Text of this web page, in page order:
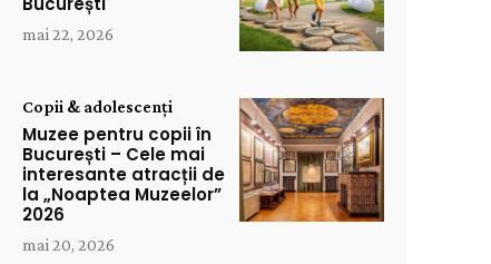
mai 22, 2026
Copii & adolescenți
Muzee pentru copii în
București – Cele mai
interesante atracții de
la „Noaptea Muzeelor”
2026
mai 20, 2026